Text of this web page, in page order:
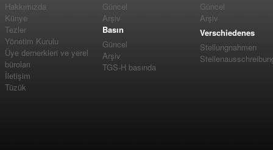
Hakkımızda
Künye
Tezler
Yönetim Kurulu
Üye dernerkleri ve yerel
büroları
İletişim
Tüzük
Güncel
Arşiv
Basın
Güncel
Arşiv
TGS-H basında
Güncel
Arşiv
Verschiedenes
Stellungnahmen